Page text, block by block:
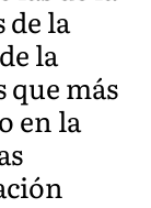
de la
la
que más
en la